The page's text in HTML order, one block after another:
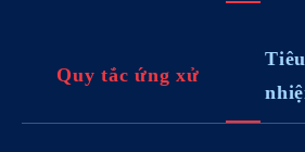
Quy tắc ứng xử